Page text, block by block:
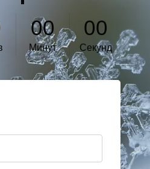
00
Минут
00
Секунд